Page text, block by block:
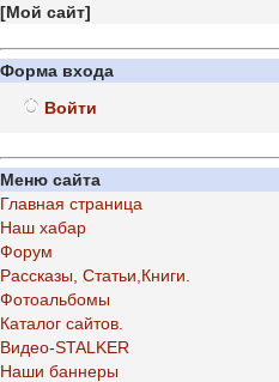
[Мой сайт]
Форма входа
Войти
Меню сайта
Главная страница
Наш хабар
Форум
Рассказы, Статьи,Книги.
Фотоальбомы
Каталог сайтов.
Видео-STALKER
Наши баннеры